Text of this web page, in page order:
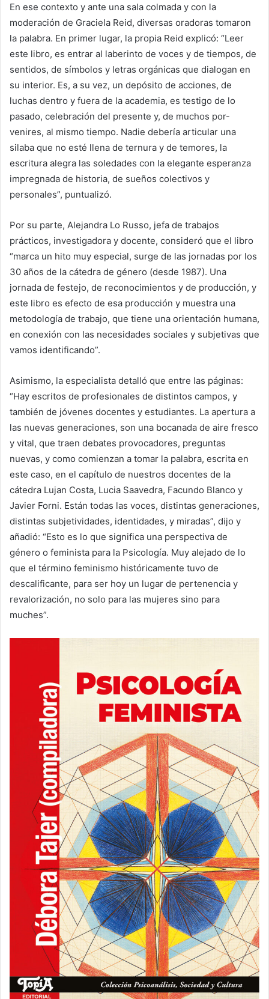
En ese contexto y ante una sala colmada y con la
moderación de Graciela Reid, diversas oradoras tomaron
la palabra. En primer lugar, la propia Reid explicó: “Leer
este libro, es entrar al laberinto de voces y de tiempos, de
sentidos, de símbolos y letras orgánicas que dialogan en
su interior. Es, a su vez, un depósito de acciones, de
luchas dentro y fuera de la academia, es testigo de lo
pasado, celebración del presente y, de muchos por-
venires, al mismo tiempo. Nadie debería articular una
silaba que no esté llena de ternura y de temores, la
escritura alegra las soledades con la elegante esperanza
impregnada de historia, de sueños colectivos y
personales”, puntualizó.
Por su parte, Alejandra Lo Russo, jefa de trabajos
prácticos, investigadora y docente, consideró que el libro
“marca un hito muy especial, surge de las jornadas por los
30 años de la cátedra de género (desde 1987). Una
jornada de festejo, de reconocimientos y de producción, y
este libro es efecto de esa producción y muestra una
metodología de trabajo, que tiene una orientación humana,
en conexión con las necesidades sociales y subjetivas que
vamos identificando”.
Asimismo, la especialista detalló que entre las páginas:
“Hay escritos de profesionales de distintos campos, y
también de jóvenes docentes y estudiantes. La apertura a
las nuevas generaciones, son una bocanada de aire fresco
y vital, que traen debates provocadores, preguntas
nuevas, y como comienzan a tomar la palabra, escrita en
este caso, en el capítulo de nuestros docentes de la
cátedra Lujan Costa, Lucia Saavedra, Facundo Blanco y
Javier Forni. Están todas las voces, distintas generaciones,
distintas subjetividades, identidades, y miradas”, dijo y
añadió: “Esto es lo que significa una perspectiva de
género o feminista para la Psicología. Muy alejado de lo
que el término feminismo históricamente tuvo de
descalificante, para ser hoy un lugar de pertenencia y
revalorización, no solo para las mujeres sino para
muches”.